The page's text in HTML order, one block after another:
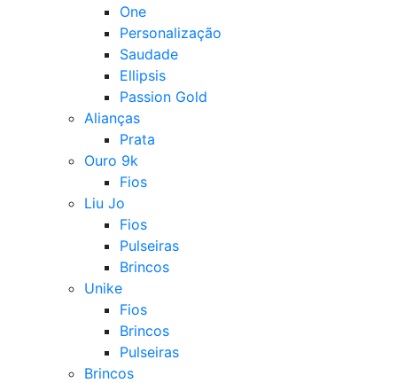
One
Personalização
Saudade
Ellipsis
Passion Gold
Alianças
Prata
Ouro 9k
Fios
Liu Jo
Fios
Pulseiras
Brincos
Unike
Fios
Brincos
Pulseiras
Brincos